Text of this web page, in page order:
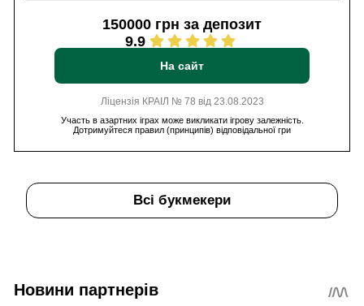
150000 грн за депозит
9.9
На сайт
Ліцензія КРАІЛ № 78 від 23.08.2023
Участь в азартних іграх може викликати ігрову залежність.
Дотримуйтеся правил (принципів) відповідальної гри
Всі букмекери